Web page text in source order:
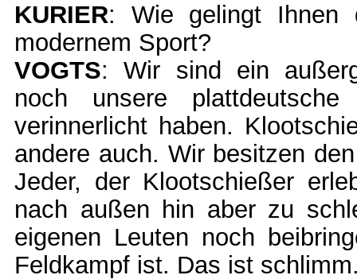
KURIER: Wie gelingt Ihnen
modernem Sport?
VOGTS: Wir sind ein
noch unsere
verinnerlicht haben.
andere auch. Wir besitzen
Jeder, der Klootschießer
nach außen hin aber zu
eigenen Leuten noch
Feldkampf ist. Das ist